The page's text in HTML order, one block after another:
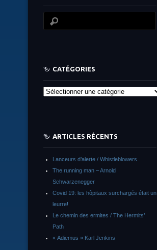
CATÉGORIES
Catégories
ARTICLES RÉCENTS
Lanceurs d’alerte / Whistleblowers
The running man – Arnold
Schwarzenegger
Covid 19: les hôpitaux surchargés était un
leurre!
Le chemin des ermites / The Hermits’
Path
« Adiemus » Karl Jenkins